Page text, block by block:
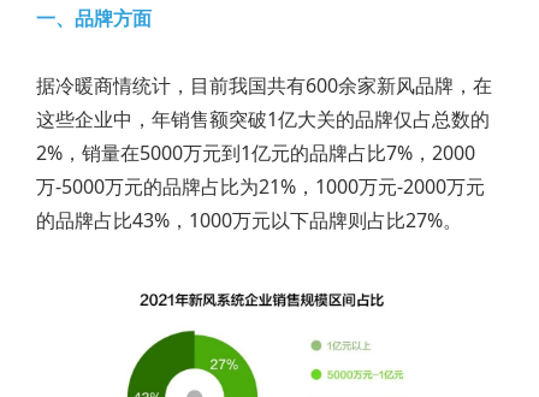
一、品牌方面
据冷暖商情统计，目前我国共有600余家新风品牌，在
这些企业中，年销售额突破1亿大关的品牌仅占总数的
2%，销量在5000万元到1亿元的品牌占比7%，2000
万-5000万元的品牌占比为21%，1000万元-2000万元
的品牌占比43%，1000万元以下品牌则占比27%。